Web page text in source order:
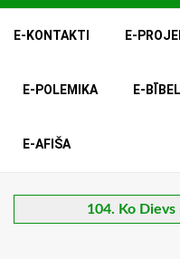
E-KONTAKTI E-
E-POLEMIKA E-
E-AFIŠA
104. Ko Dievs